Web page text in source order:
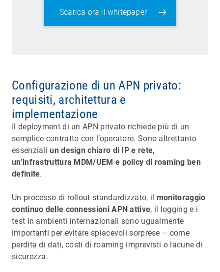
Scarica ora il whitepaper
Configurazione di un APN privato:
requisiti, architettura e
implementazione
Il deployment di un APN privato richiede più di un
semplice contratto con l’operatore. Sono altrettanto
essenzialiun design chiaro di IP e rete,
un’infrastruttura MDM/UEM e policy di roaming ben
definite.
Un processo di rollout standardizzato, il monitoraggio
continuo delle connessioni APN attive, il logging e i
test in ambienti internazionali sono ugualmente
importanti per evitare spiacevoli sorprese – come
perdita di dati, costi di roaming imprevisti o lacune di
sicurezza.